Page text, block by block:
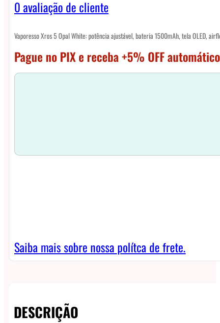
0avaliação de cliente
Vaporesso Xros 5 Opal White: potência ajustável, bateria 1500mAh, tela OLED,
Pague no PIX e receba +5% OFF
Saiba mais sobre nossa polítca de frete.
DESCRIÇÃO